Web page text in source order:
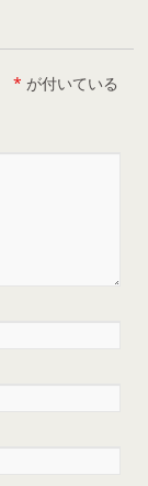
* が付いている